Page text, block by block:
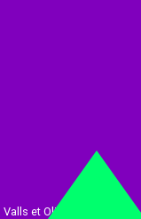
et Olivier Loynet